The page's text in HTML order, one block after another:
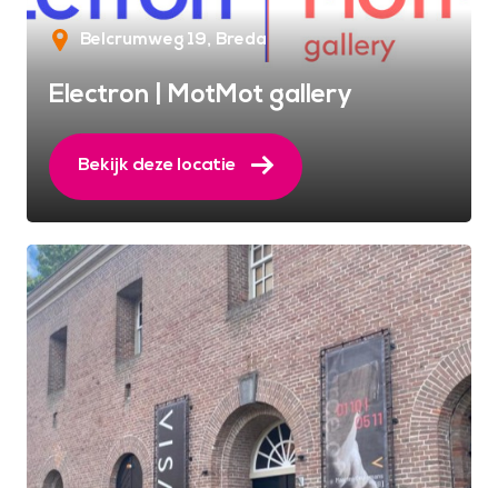
Belcrumweg 19 Breda
Electron | MotMot gallery
Bekijk deze locatie